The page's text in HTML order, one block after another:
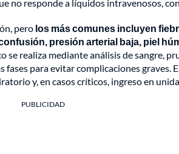
no responde a líquidos intravenosos,
pero los más comunes incluyen
presión arterial baja, piel
se realiza mediante análisis de sangre,
fases para evitar complicaciones
y, en casos críticos, ingreso en
PUBLICIDAD